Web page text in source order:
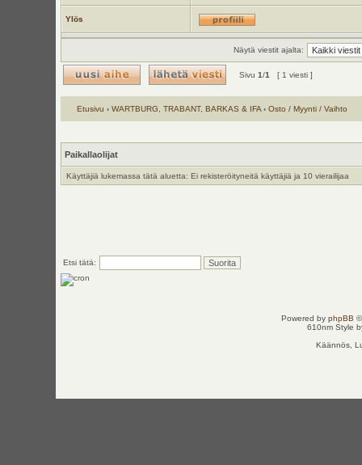
Ylös
Näytä viestit ajalta:
Sivu 1/1 [ 1 viesti ]
Etusivu ‹ WARTBURG, TRABANT, BARKAS & IFA ‹ Osto / Myynti / Vaihto
Paikallaolijat
Käyttäjiä lukemassa tätä aluetta: Ei rekisteröityneitä käyttäjiä ja 10 vierailijaa
Etsi tätä:
Powered by phpBB
610nm Style
Käännös,